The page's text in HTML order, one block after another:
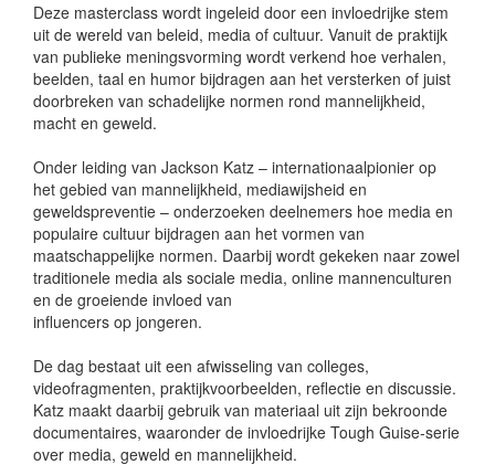
Deze masterclass wordt ingeleid door een invloedrijke stem
uit de wereld van beleid, media of cultuur. Vanuit de praktijk
van publieke meningsvorming wordt verkend hoe verhalen,
beelden, taal en humor bijdragen aan het versterken of juist
doorbreken van schadelijke normen rond mannelijkheid,
macht en geweld.
Onder leiding van Jackson Katz – internationaalpionier op
het gebied van mannelijkheid, mediawijsheid en
geweldspreventie – onderzoeken deelnemers hoe media en
populaire cultuur bijdragen aan het vormen van
maatschappelijke normen. Daarbij wordt gekeken naar zowel
traditionele media als sociale media, online mannenculturen
en de groeiende invloed van
influencers op jongeren.
De dag bestaat uit een afwisseling van colleges,
videofragmenten, praktijkvoorbeelden, reflectie en discussie.
Katz maakt daarbij gebruik van materiaal uit zijn bekroonde
documentaires, waaronder de invloedrijke Tough Guise-serie
over media, geweld en mannelijkheid.